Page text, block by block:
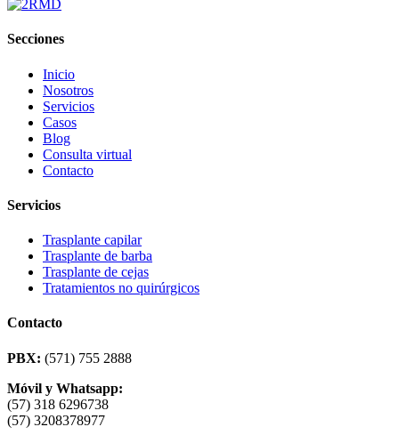
Secciones
Inicio
Nosotros
Servicios
Casos
Blog
Consulta virtual
Contacto
Servicios
Trasplante capilar
Trasplante de barba
Trasplante de cejas
Tratamientos no quirúrgicos
Contacto
PBX: (571) 755 2888
Móvil y Whatsapp:
(57) 318 6296738
(57) 3208378977